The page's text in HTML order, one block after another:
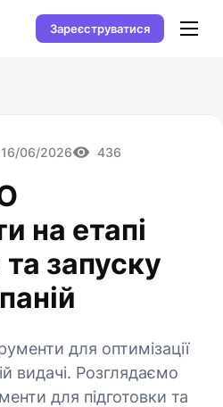
Зареєструватися
16/06/2026 436
на етапі
та запуску
для оптимізації
видачі. Розглядаємо
для підготовки та